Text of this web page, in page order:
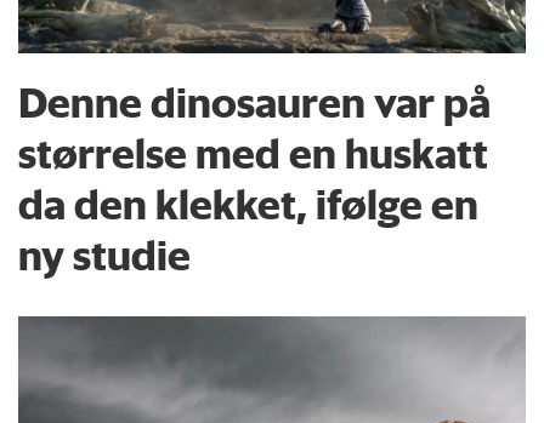
Denne dinosauren var på
størrelse med en huskatt
da den klekket, ifølge en
ny studie